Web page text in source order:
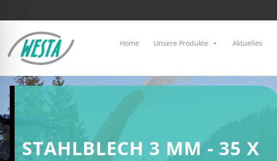
Home Unsere Produkte Aktuelles
STAHLBLECH 3 MM - 35 X